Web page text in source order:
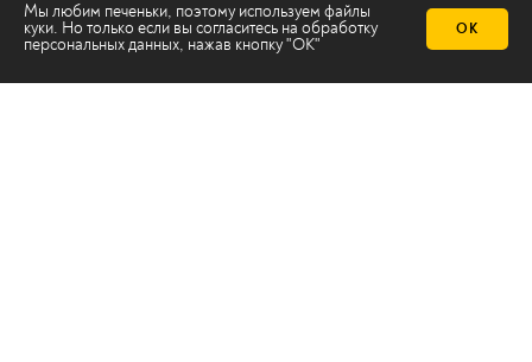
Мы любим печеньки, поэтому используем файлы
куки. Но только если вы согласитесь на обработку
персональных данных, нажав кнопку "ОК"
ОК